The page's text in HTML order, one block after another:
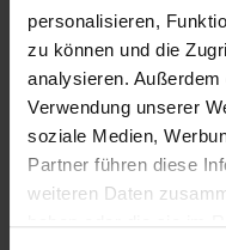
personalisieren,
zu können und die
analysieren.
Verwendung unserer
soziale Medien,
Partner führen diese
weiteren Daten
haben oder die sie im
Produktgalerie
Varianten